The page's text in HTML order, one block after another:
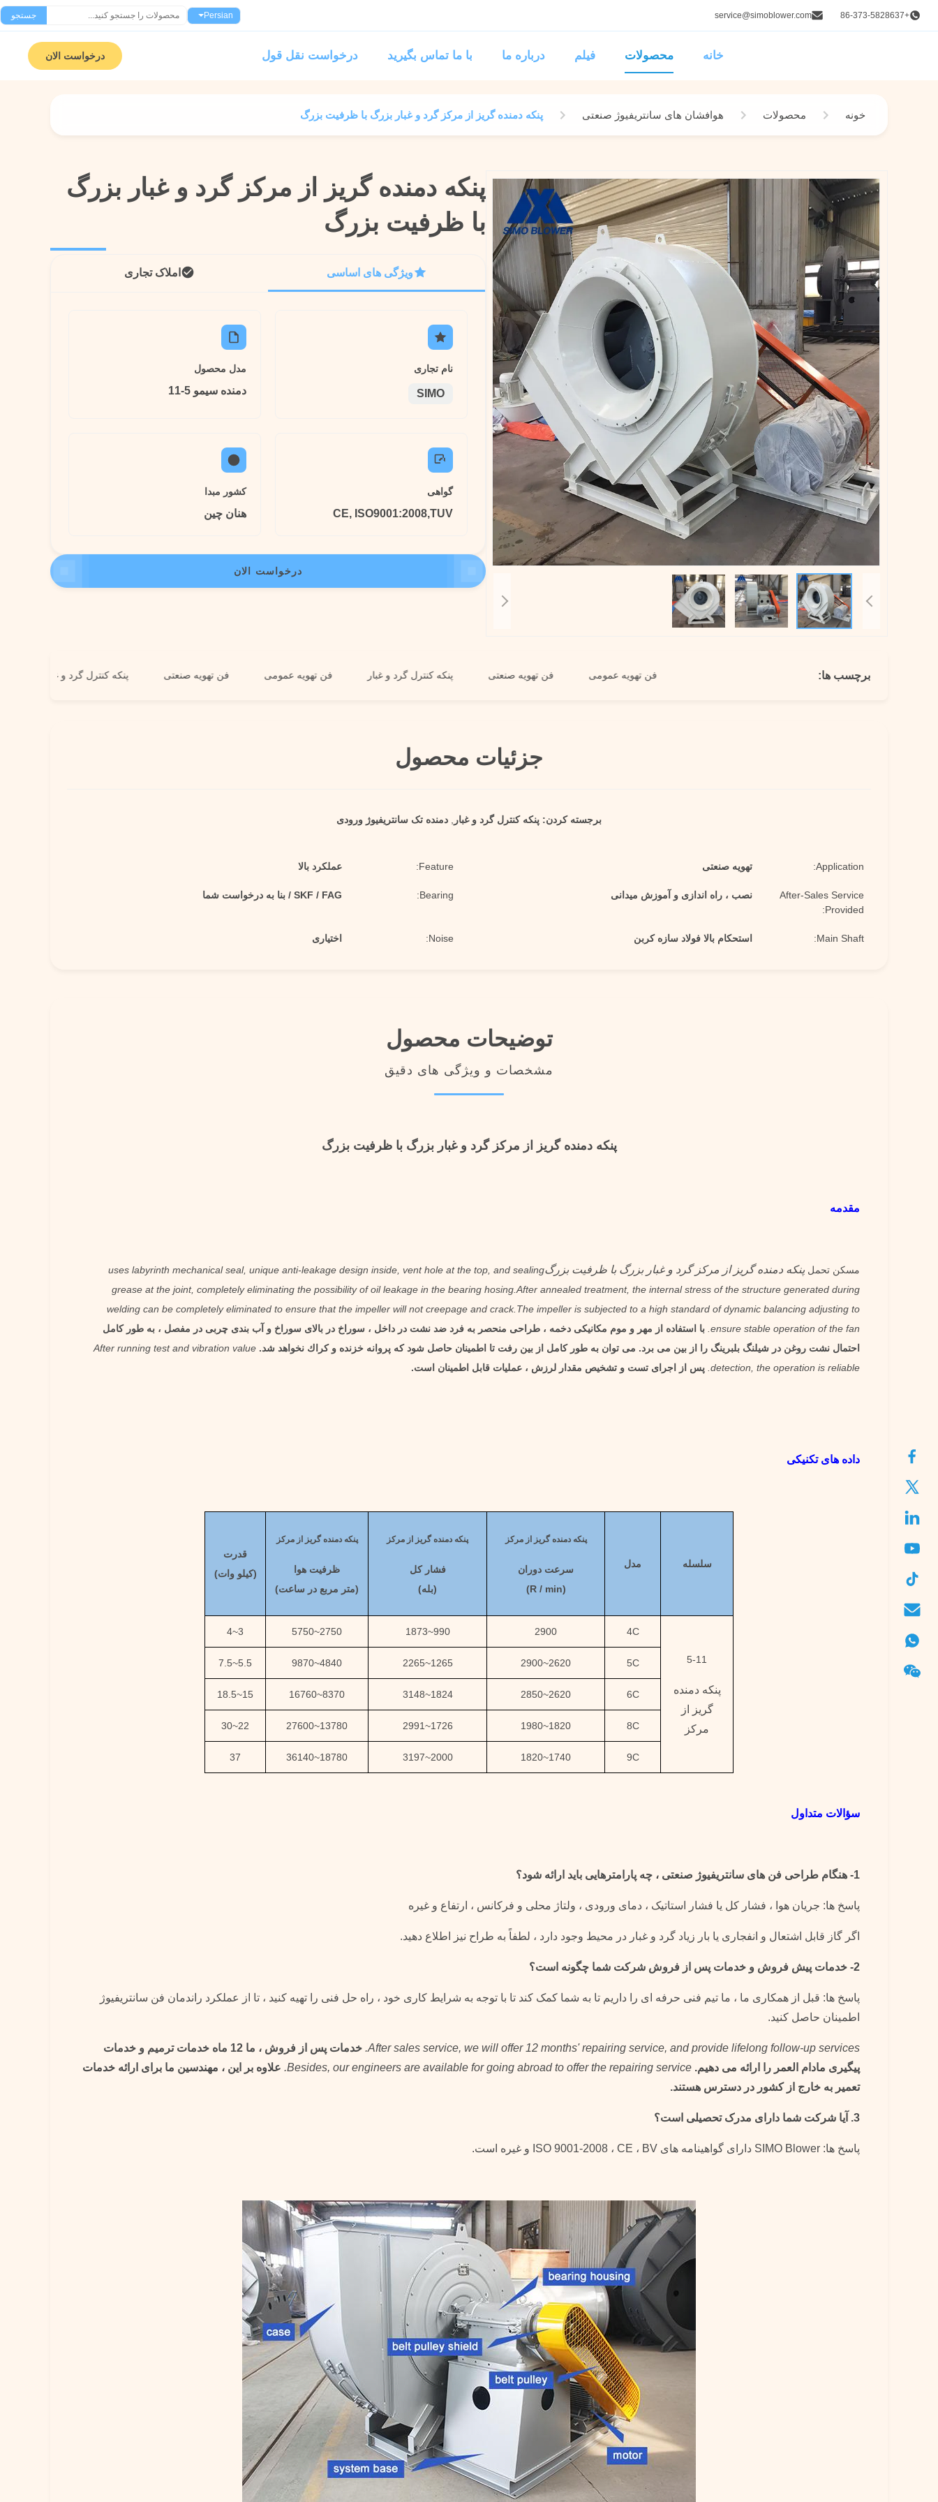
+86-373-5828637
service@simoblower.com
Persian جستجو
خانه محصولات فیلم درباره ما با ما تماس بگیرید درخواست نقل قول درخواست الان
خونه محصولات هوافشان های سانتریفیوژ صنعتی پنکه دمنده گریز از مرکز گرد و غبار بزرگ با ظرفیت بزرگ
پنکه دمنده گریز از مرکز گرد و غبار بزرگ
با ظرفیت بزرگ
پنکه دمنده گریز از مرکز گرد و غبار بزرگ
با ظرفیت بزرگ
ویژگی های اساسی املاک تجاری
نام تجاری
SIMO
مدل محصول
دمنده سیمو 5-11
گواهی
CE, ISO9001:2008,TUV
کشور مبدا
هنان چین
درخواست الان
برچسب ها: فن تهویه عمومی فن تهویه صنعتی پنکه کنترل گرد و غبار فن تهویه عمومی فن تهویه صنعتی پنکه کنترل گرد و غبار
جزئیات محصول
برجسته کردن: پنکه کنترل گرد و غبار دمنده تک سانتریفیوژ ورودی
Application: تهویه صنعتی Feature: عملکرد بالا
After-Sales Service
Provided:
نصب ، راه اندازی و آموزش میدانی Bearing: SKF / FAG / بنا به درخواست شما
Main Shaft: استحکام بالا فولاد سازه کربن Noise: اختیاری
توضیحات محصول
مشخصات و ویژگی های دقیق
پنکه دمنده گریز از مرکز گرد و غبار بزرگ با ظرفیت بزرگ
مقدمه
مسکن تحمل پنکه دمنده گریز از مرکز گرد و غبار بزرگ با ظرفیت بزرگuses labyrinth mechanical seal, unique anti-leakage design inside, vent hole at the top, and sealing
grease at the joint, completely eliminating the possibility of oil leakage in the bearing hosing.After annealed treatment, the internal stress of the structure generated during
welding can be completely eliminated to ensure that the impeller will not creepage and crack.The impeller is subjected to a high standard of dynamic balancing adjusting to
ensure stable operation of the fan. با استفاده از مهر و موم مکانیکی دخمه ، طراحی منحصر به فرد ضد نشت در داخل ، سوراخ در بالای سوراخ و آب بندی چربی در مفصل ، به طور کامل
احتمال نشت روغن در شیلنگ بلبرینگ را از بین می برد. می توان به طور کامل از بین رفت تا اطمینان حاصل شود که پروانه خزنده و كراك نخواهد شد. After running test and vibration value
detection, the operation is reliable. پس از اجرای تست و تشخیص مقدار لرزش ، عملیات قابل اطمینان است.
داده های تکنیکی
سلسله مدل
پنکه دمنده گریز از مرکز
سرعت دوران
(
R / min)
پنکه دمنده گریز از مرکز
فشار کل
(بله)
پنکه دمنده گریز از مرکز
ظرفیت هوا
(متر مربع در ساعت)
قدرت
(کیلو وات)
5-11
پنکه دمنده
گریز از
مرکز
4C
2900
990
~
1873
2750
~
5750
3
~
4
5C
2620
~
2900
1265
~
2265
4840
~
9870
5.5
~
7.5
6C
2620
~
2850
1824
~
3148
8370
~
16760
15
~
18.5
8C
1820
~
1980
1726
~
2991
13780
~
27600
22
~
30
9C
1740
~
1820
2000
~
3197
18780
~
36140
37
سؤالات متداول
1- هنگام طراحی فن های سانتریفیوژ صنعتی ، چه پارامترهایی باید ارائه شود؟
پاسخ ها: جریان هوا ، فشار کل یا فشار استاتیک ، دمای ورودی ، ولتاژ محلی و فرکانس ، ارتفاع و غیره
اگر گاز قابل اشتعال و انفجاری یا بار زیاد گرد و غبار در محیط وجود دارد ، لطفاً به طراح نیز اطلاع دهید.
2- خدمات پیش فروش و خدمات پس از فروش شرکت شما چگونه است؟
پاسخ ها: قبل از همکاری ما ، ما تیم فنی حرفه ای را داریم تا به شما کمک کند تا با توجه به شرایط کاری خود ، راه حل فنی را تهیه کنید ، تا از عملکرد راندمان فن سانتریفیوژ
اطمینان حاصل کنید.
After sales service, we will offer 12 months' repairing service, and provide lifelong follow-up services.
خدمات پس از فروش ، ما 12 ماه خدمات ترمیم و خدمات
پیگیری مادام العمر را ارائه می دهیم. Besides, our engineers are available for going abroad to offer the repairing service. علاوه بر این ، مهندسین ما برای ارائه خدمات
تعمیر به خارج از کشور در دسترس هستند.
3. آیا شرکت شما دارای مدرک تحصیلی است؟
پاسخ ها: SIMO Blower دارای گواهینامه های ISO 9001-2008 ، CE ، BV و غیره است.